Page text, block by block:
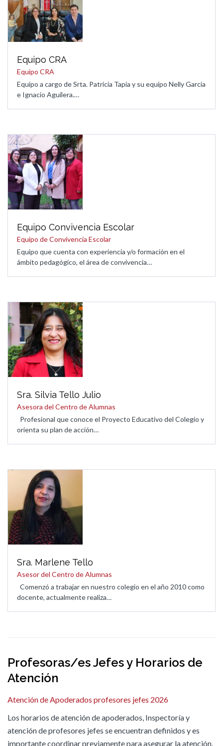
Equipo CRA
Equipo CRA
Equipo a cargo de Srta. Patricia Tapia y su equipo Nelly García
e Ignacio Aguilera.…
Equipo Convivencia Escolar
Equipo de Convivencia Escolar
Equipo que cuenta con experiencia y/o formación en el
ámbito pedagógico, el área de convivencia…
Sra. Silvia Tello Julio
Asesora del Centro de Alumnas
Profesional que conoce el Proyecto Educativo del Colegio y
orienta su plan de acción…
Sra. Marlene Tello
Asesor del Centro de Alumnas
Comenzó a trabajar en nuestro colegio en el año 2010 como
docente, actualmente realiza…
Profesoras/es Jefes y Horarios de
Atención
Atención de Apoderados profesores jefes 2026
Los horarios de atención de apoderados, Inspectoría y
atención de profesores jefes se encuentran definidos y es
importante coordinar previamente para asegurar la atención.